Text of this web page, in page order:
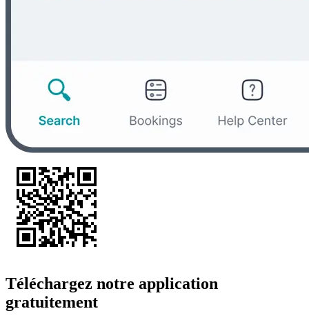
Téléchargez notre application
gratuitement